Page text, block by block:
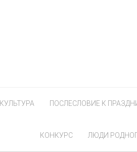
КУЛЬТУРА ПОСЛЕСЛОВИЕ К
КОНКУРС ЛЮДИ